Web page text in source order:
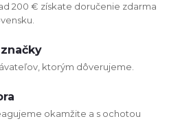
200 € získate doručenie zdarma
ktorým dôverujeme.
okamžite a s ochotou